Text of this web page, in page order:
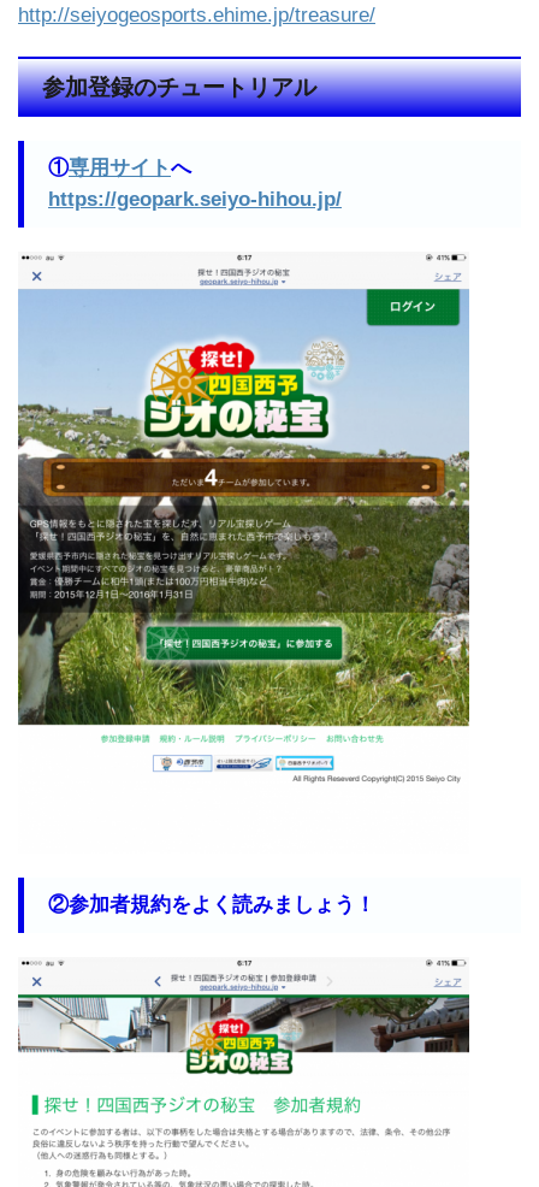
http://seiyogeosports.ehime.jp/treasure/
参加登録のチュートリアル
①専用サイトへ
https://geopark.seiyo-hihou.jp/
②参加者規約をよく読みましょう！